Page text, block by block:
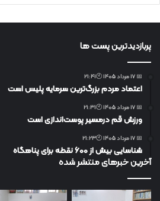
پربازدیدترین پست ها
📅 17 مرداد 1405 🕙21:41
اعتماد مردم بزرگ‌ترین سرمایه پلیس است
📅 17 مرداد 1405 🕙21:31
ورزش قم درمسیر پوست‌اندازی است
📅 17 مرداد 1405 🕙21:23
شناسایی بیش از ۶۰۰ نقطه برای پناهگاه
آخرین خبرهای منتشر شده